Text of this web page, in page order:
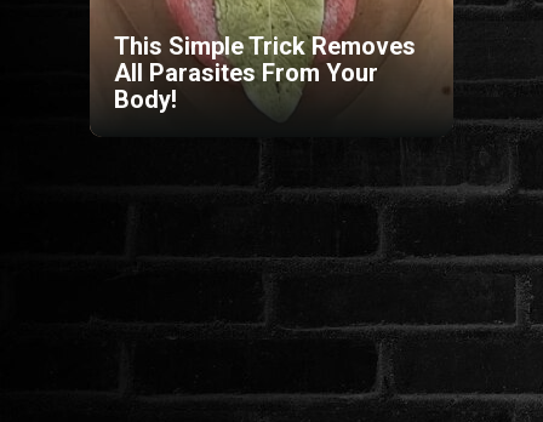
This Simple Trick Removes
All Parasites From Your
Body!